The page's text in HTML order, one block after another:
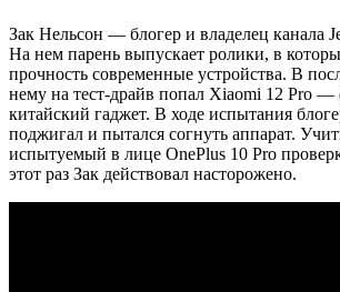
Зак Нельсон — блогер и владелец канала
На нем парень выпускает ролики, в
прочность современные устройства. В
нему на тест-драйв попал Xiaomi 12 Pro —
китайский гаджет. В ходе испытания
поджигал и пытался согнуть аппарат.
испытуемый в лице OnePlus 10 Pro
этот раз Зак действовал насторожено.